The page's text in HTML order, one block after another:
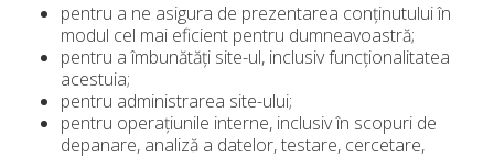
pentru a ne asigura de prezentarea conținutului în
modul cel mai eficient pentru dumneavoastră;
pentru a îmbunătăți site-ul, inclusiv funcționalitatea
acestuia;
pentru administrarea site-ului;
pentru operațiunile interne, inclusiv în scopuri de
depanare, analiză a datelor, testare, cercetare,